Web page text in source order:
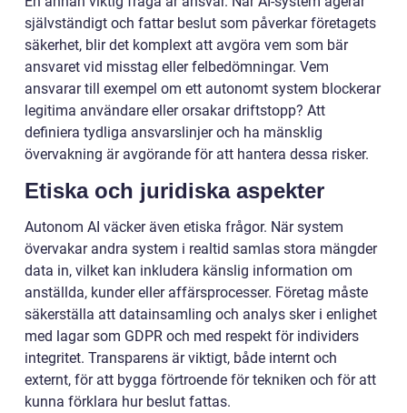
självständigt och fattar beslut som påverkar företagets
säkerhet, blir det komplext att avgöra vem som bär
ansvaret vid misstag eller felbedömningar. Vem
ansvarar till exempel om ett autonomt system blockerar
legitima användare eller orsakar driftstopp? Att
definiera tydliga ansvarslinjer och ha mänsklig
övervakning är avgörande för att hantera dessa risker.
Etiska och juridiska aspekter
Autonom AI väcker även etiska frågor. När system
övervakar andra system i realtid samlas stora mängder
data in, vilket kan inkludera känslig information om
anställda, kunder eller affärsprocesser. Företag måste
säkerställa att datainsamling och analys sker i enlighet
med lagar som GDPR och med respekt för individers
integritet. Transparens är viktigt, både internt och
externt, för att bygga förtroende för tekniken och för att
kunna förklara hur beslut fattas.